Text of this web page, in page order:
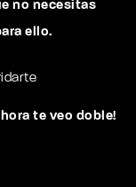
no necesitas
ello.
te veo doble!